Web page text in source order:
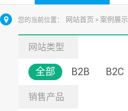
您的当前位置： 网站首页 > 案例展示
网站类型
全部 B2B B2C
销售产品